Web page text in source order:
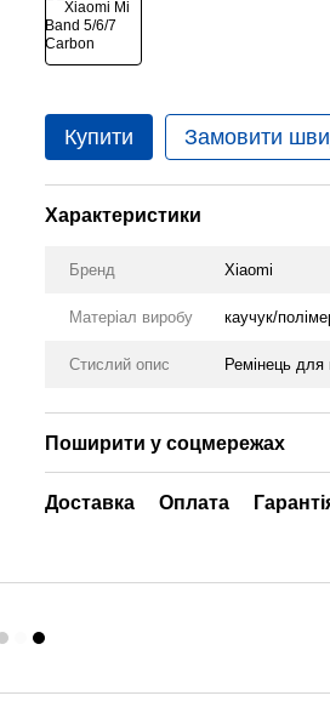
Купити Замовити
Характеристики
Бренд Xiaomi
Матеріал виробу каучук/
Стислий опис Ремінець для
Поширити у соцмережах
Доставка Оплата